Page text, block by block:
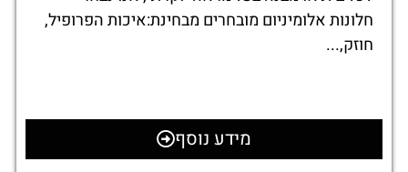
חלונות אלומיניום מובחרים מבחינת:איכות הפרופיל,
חוזק,...
מידע נוסף